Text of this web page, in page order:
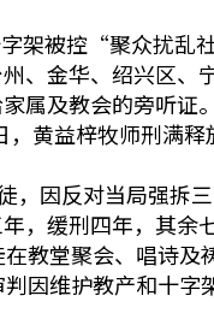
架被控“聚众扰
、金华、绍兴区、
属及教会的旁听证
黄益梓牧师刑满释
，因反对当局强
，缓刑四年，其余
教堂聚会、唱诗
因维护教产和十字